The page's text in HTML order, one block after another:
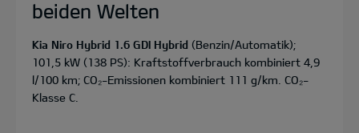
beiden Welten
Kia Niro Hybrid 1.6 GDI Hybrid (Benzin/Automatik);
101,5 kW (138 PS): Kraftstoffverbrauch kombiniert 4,9
l/100 km; CO₂-Emissionen kombiniert 111 g/km. CO₂-
Klasse C.